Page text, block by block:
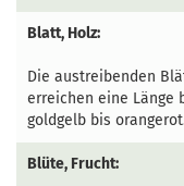
Blatt, Holz:
Die austreibenden
erreichen eine Länge
goldgelb bis
Blüte, Frucht: